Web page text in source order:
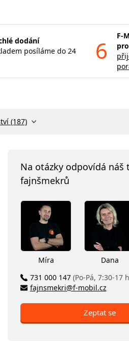
dodání
posíláme do 24
6
F-
(187)
Na otázky odpovídá náš
fajnšmekrů
Míra
Dana
731 000 147 (Po-Pá, 7:30-17
fajnsmekri@f-mobil.cz
Zeptat se